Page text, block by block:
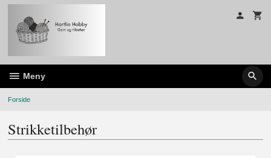
Gå
innholdet
Meny
Forside
Strikketilbehør